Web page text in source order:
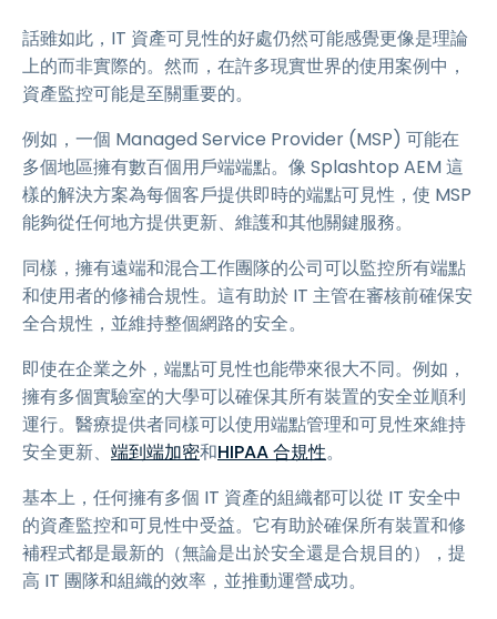
話雖如此，IT 資產可見性的好處仍然可能感覺更像是理論
上的而非實際的。然而，在許多現實世界的使用案例中，
資產監控可能是至關重要的。
例如，一個 Managed Service Provider (MSP) 可能在
多個地區擁有數百個用戶端端點。像 Splashtop AEM 這
樣的解決方案為每個客戶提供即時的端點可見性，使 MSP
能夠從任何地方提供更新、維護和其他關鍵服務。
同樣，擁有遠端和混合工作團隊的公司可以監控所有端點
和使用者的修補合規性。這有助於 IT 主管在審核前確保安
全合規性，並維持整個網路的安全。
即使在企業之外，端點可見性也能帶來很大不同。例如，
擁有多個實驗室的大學可以確保其所有裝置的安全並順利
運行。醫療提供者同樣可以使用端點管理和可見性來維持
安全更新、 端到端加密和HIPAA 合規性。
基本上，任何擁有多個 IT 資產的組織都可以從 IT 安全中
的資產監控和可見性中受益。它有助於確保所有裝置和修
補程式都是最新的（無論是出於安全還是合規目的），提
高 IT 團隊和組織的效率，並推動運營成功。